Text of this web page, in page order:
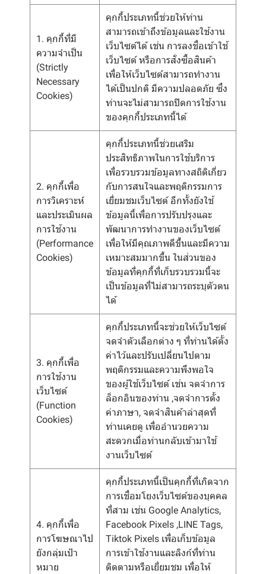
1. คุกกี้ที่มี
ความจำเป็น
(Strictly
Necessary
Cookies)
คุกกี้ประเภทนี้ช่วยให้ท่าน
สามารถเข้าถึงข้อมูลและใช้งาน
เว็บไซต์ได้ เช่น การลงชื่อเข้าใช้
เว็บไซต์ หรือการสั่งซื้อสินค้า
เพื่อให้เว็บไซต์สามารถทำงาน
ได้เป็นปกติ มีความปลอดภัย ซึ่ง
ท่านจะไม่สามารถปิดการใช้งาน
ของคุกกี้ประเภทนี้ได้
2. คุกกี้เพื่อ
การวิเคราะห์
และประเมินผล
การใช้งาน
(Performance
Cookies)
คุกกี้ประเภทนี้ช่วยเสริม
ประสิทธิภาพในการใช้บริการ
เพื่อรวบรวมข้อมูลทางสถิติเกี่ยว
กับการสนใจและพฤติกรรมการ
เยี่ยมชมเว็บไซต์ อีกทั้งยังใช้
ข้อมูลนี้เพื่อการปรับปรุงและ
พัฒนาการทำงานของเว็บไซต์
เพื่อให้มีคุณภาพดีขึ้นและมีความ
เหมาะสมมากขึ้น ในส่วนของ
ข้อมูลที่คุกกี้ที่เก็บรวบรวมนี้จะ
เป็นข้อมูลที่ไม่สามารถระบุตัวตน
ได้
3. คุกกี้เพื่อ
การใช้งาน
เว็บไซต์
(Function
Cookies)
คุกกี้ประเภทนี้จะช่วยให้เว็บไซต์
จดจำตัวเลือกต่าง ๆ ที่ท่านได้ตั้ง
ค่าไว้และปรับเปลี่ยนไปตาม
พฤติกรรมและความพึงพอใจ
ของผู้ใช้เว็บไซต์ เช่น จดจำการ
ล็อกอินของท่าน ,จดจำการตั้ง
ค่าภาษา, จดจำสินค้าล่าสุดที่
ท่านเคยดู เพื่ออำนวยความ
สะดวกเมื่อท่านกลับเข้ามาใช้
งานเว็บไซต์
4. คุกกี้เพื่อ
การโฆษณาไป
ยังกลุ่มเป้า
หมาย
คุกกี้ประเภทนี้เป็นคุกกี้ที่เกิดจาก
การเชื่อมโยงเว็บไซต์ของบุคคล
ที่สาม เช่น Google Analytics,
Facebook Pixels ,LINE Tags,
Tiktok Pixels เพื่อเก็บข้อมูล
การเข้าใช้งานและลิงก์ที่ท่าน
ติดตามหรือเยี่ยมชม เพื่อให้